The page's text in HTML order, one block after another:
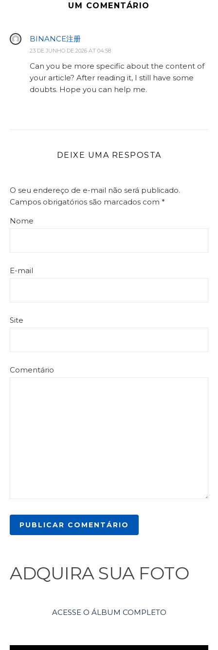
UM COMENTÁRIO
BINANCE注册
23 DE JUNHO DE 2026 AT 04:58
Can you be more specific about the content of
your article? After reading it, I still have some
doubts. Hope you can help me.
DEIXE UMA RESPOSTA
O seu endereço de e-mail não será publicado.
Campos obrigatórios são marcados com *
Nome
E-mail
Site
Comentário
ADQUIRA SUA FOTO
ACESSE O ÁLBUM COMPLETO